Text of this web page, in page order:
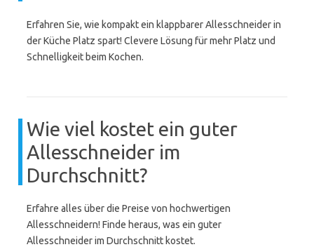
Erfahren Sie, wie kompakt ein klappbarer Allesschneider in
der Küche Platz spart! Clevere Lösung für mehr Platz und
Schnelligkeit beim Kochen.
Wie viel kostet ein guter
Allesschneider im
Durchschnitt?
Erfahre alles über die Preise von hochwertigen
Allesschneidern! Finde heraus, was ein guter
Allesschneider im Durchschnitt kostet.